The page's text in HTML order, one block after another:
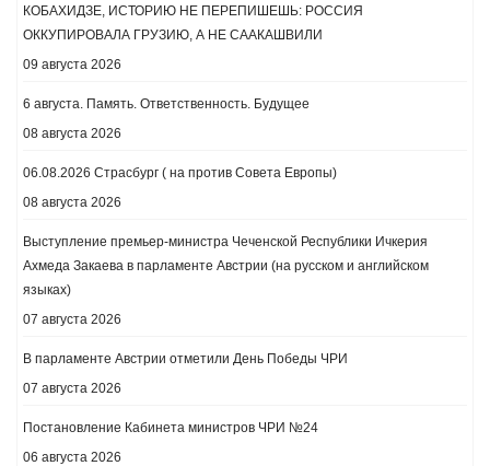
КОБАХИДЗЕ, ИСТОРИЮ НЕ ПЕРЕПИШЕШЬ: РОССИЯ
ОККУПИРОВАЛА ГРУЗИЮ, А НЕ СААКАШВИЛИ
09 августа 2026
6 августа. Память. Ответственность. Будущее
08 августа 2026
06.08.2026 Страсбург ( на против Совета Европы)
08 августа 2026
Выступление премьер-министра Чеченской Республики Ичкерия
Ахмеда Закаева в парламенте Австрии (на русском и английском
языках)
07 августа 2026
В парламенте Австрии отметили День Победы ЧРИ
07 августа 2026
Постановление Кабинета министров ЧРИ №24
06 августа 2026